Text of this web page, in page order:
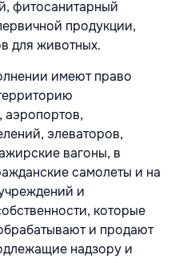
фитосанитарный
продукции,
для животных.
имеют право
элеваторов,
вагоны, в
самолеты и на
и
которые
и продают
надзору и